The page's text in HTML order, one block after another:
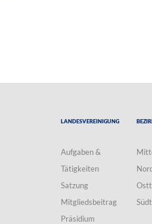
Landesvereinigung
Aufgaben &
Tätigkeiten
Satzung
Mitgliedsbeitrag
Präsidium